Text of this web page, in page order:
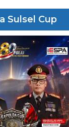
Sulsel Cup